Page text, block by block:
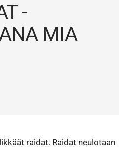
-
MIA
raidat. Raidat neulotaan